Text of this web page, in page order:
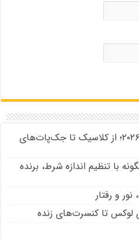
راهنمای انواع بازی‌های اسلات ۲۰۲۶؛ از کلاسیک تا جک‌پات‌های
با تنظیم اندازه شرط، برنده
و رفتار
لوکس تا کنسرت‌های زنده